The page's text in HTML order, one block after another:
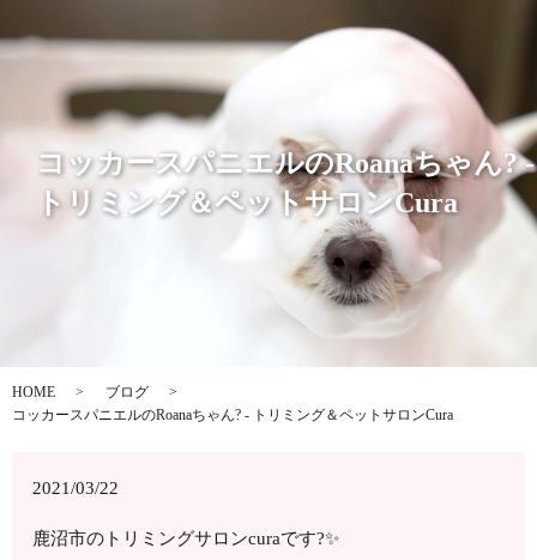
コッカースパニエルのRoanaちゃん? -
トリミング＆ペットサロンCura
HOME
ブログ
コッカースパニエルのRoanaちゃん? - トリミング＆ペットサロンCura
2021/03/22
鹿沼市のトリミングサロンcuraです?✨